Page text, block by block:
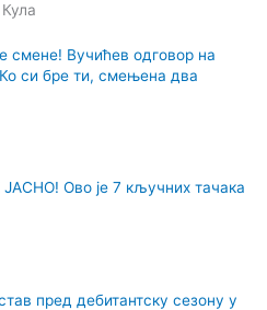
Кула
смене! Вучићев одговор на
си бре ти, смењена два
Ово је 7 кључних тачака
пред дебитантску сезону у